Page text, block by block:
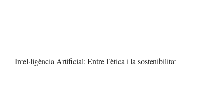
Intel·ligència Artificial: Entre l’ètica i la sostenibilitat